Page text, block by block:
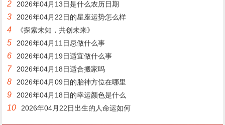
2 2026年04月13日是什么农历日期
3 2026年04月22日的星座运势怎么样
4 《探索未知，共创未来》
5 2026年04月11日忌做什么事
6 2026年04月19日适宜做什么事
7 2026年04月18日适合搬家吗
8 2026年04月09日的胎神方位在哪里
9 2026年04月18日的幸运颜色是什么
10 2026年04月22日出生的人命运如何